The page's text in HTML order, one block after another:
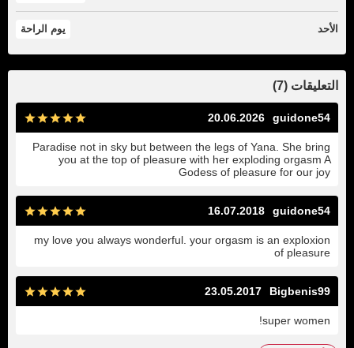
الأحد يوم الراحة
التعليقات (7)
guidone54
20.06.2026
Paradise not in sky but between the legs of Yana. She bring
you at the top of pleasure with her exploding orgasm A
Godess of pleasure for our joy
guidone54
16.07.2018
my love you always wonderful. your orgasm is an exploxion
of pleasure
Bigbenis99
23.05.2017
super women!